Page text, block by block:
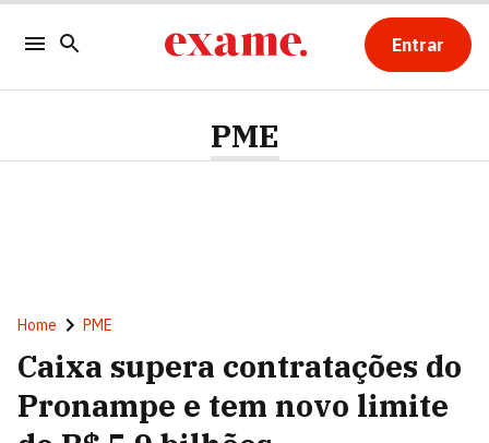
Entrar
PME
Home PME
Caixa supera contratações do
Pronampe e tem novo limite